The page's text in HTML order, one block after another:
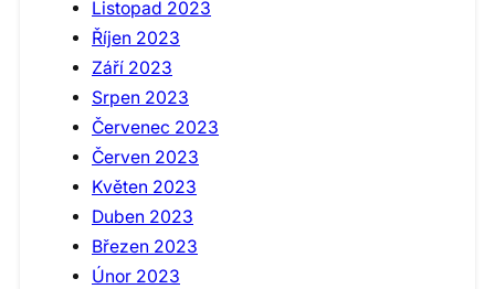
Listopad 2023
Říjen 2023
Září 2023
Srpen 2023
Červenec 2023
Červen 2023
Květen 2023
Duben 2023
Březen 2023
Únor 2023